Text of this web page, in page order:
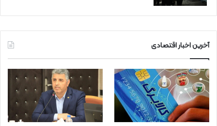
آخرین اخبار اقتصادی